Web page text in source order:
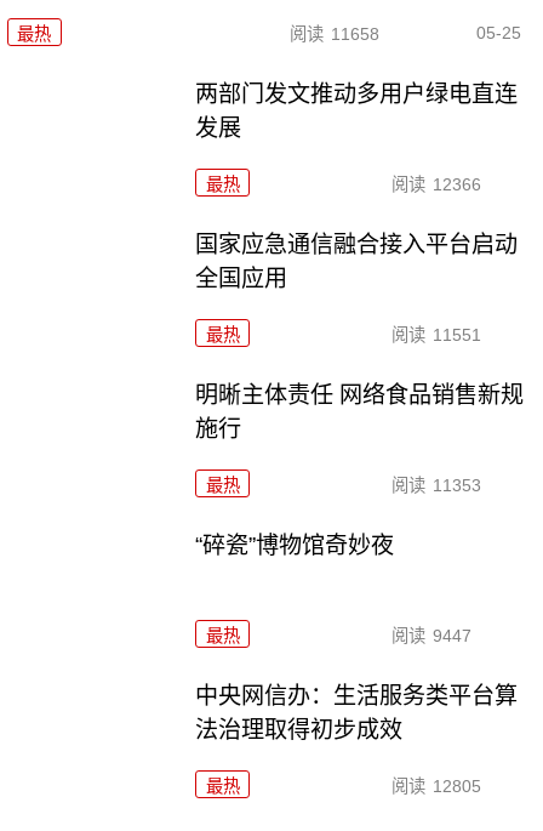
最热 阅读 11658 05-25
两部门发文推动多用户绿电直连
发展
最热 阅读 12366
国家应急通信融合接入平台启动
全国应用
最热 阅读 11551
明晰主体责任 网络食品销售新规
施行
最热 阅读 11353
“碎瓷”博物馆奇妙夜
最热 阅读 9447
中央网信办：生活服务类平台算
法治理取得初步成效
最热 阅读 12805